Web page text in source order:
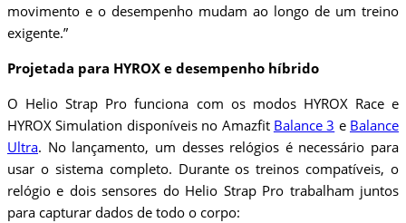
movimento e o desempenho mudam ao longo de um treino
exigente.”
Projetada para HYROX e desempenho híbrido
O Helio Strap Pro funciona com os modos HYROX Race e
HYROX Simulation disponíveis no Amazfit Balance 3 e Balance
Ultra. No lançamento, um desses relógios é necessário para
usar o sistema completo. Durante os treinos compatíveis, o
relógio e dois sensores do Helio Strap Pro trabalham juntos
para capturar dados de todo o corpo: